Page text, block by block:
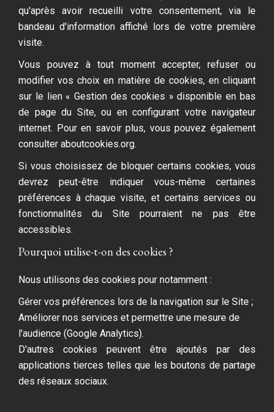
qu'après avoir recueilli votre consentement, via le
bandeau d'information affiché lors de votre première
visite.
Vous pouvez à tout moment accepter, refuser ou
modifier vos choix en matière de cookies, en cliquant
sur le lien « Gestion des cookies » disponible en bas
de page du Site, ou en configurant votre navigateur
internet. Pour en savoir plus, vous pouvez également
consulter aboutcookies.org.
Si vous choisissez de bloquer certains cookies, vous
devrez peut-être indiquer vous-même certaines
préférences à chaque visite, et certains services ou
fonctionnalités du Site pourraient ne pas être
accessibles.
Pourquoi utilise-t-on des cookies ?
Nous utilisons des cookies pour notamment :
Gérer vos préférences lors de la navigation sur le Site ;
Améliorer nos services et permettre une mesure de
l'audience (Google Analytics).
D'autres cookies peuvent être ajoutés par des
applications tierces telles que les boutons de partage
des réseaux sociaux.